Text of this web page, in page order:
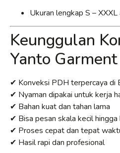
Ukuran lengkap S –
Keunggulan
Yanto Garment
✔ Konveksi PDH terpercaya di
✔ Nyaman dipakai untuk kerja
✔ Bahan kuat dan tahan lama
✔ Bisa pesan skala kecil hingga
✔ Proses cepat dan tepat
✔ Hasil rapi dan profesional